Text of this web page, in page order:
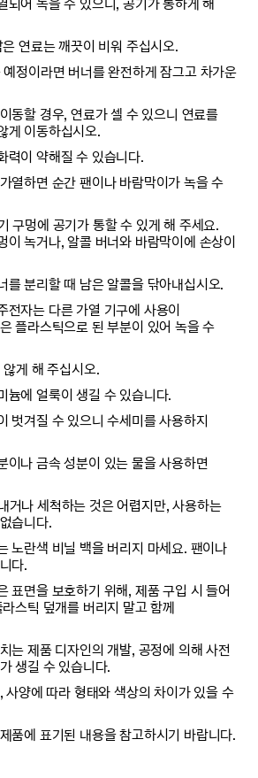
되어 녹을 수 있으니, 공기가 통하게 해
연료는 깨끗이 비워 주십시오.
정이라면 버너를 완전하게 잠그고 차가운
동할 경우, 연료가 셀 수 있으니 연료를
게 이동하십시오.
력이 약해질 수 있습니다.
열하면 순간 팬이나 바람막이가 녹을 수
구멍에 공기가 통할 수 있게 해 주세요.
이 녹거나, 알콜 버너와 바람막이에 손상이
를 분리할 때 남은 알콜을 닦아내십시오.
전자는 다른 가열 기구에 사용이
플라스틱으로 된 부분이 있어 녹을 수
게 해 주십시오.
늄에 얼룩이 생길 수 있습니다.
벗겨질 수 있으니 수세미를 사용하지
이나 금속 성분이 있는 물을 사용하면
거나 세척하는 것은 어렵지만, 사용하는
습니다.
노란색 비닐 백을 버리지 마세요. 팬이나
다.
표면을 보호하기 위해, 제품 구입 시 들어
스틱 덮개를 버리지 말고 함께
는 제품 디자인의 개발, 공정에 의해 사전
생길 수 있습니다.
사양에 따라 형태와 색상의 차이가 있을 수
품에 표기된 내용을 참고하시기 바랍니다.